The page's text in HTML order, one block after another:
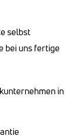
selbst
bei uns fertige
in